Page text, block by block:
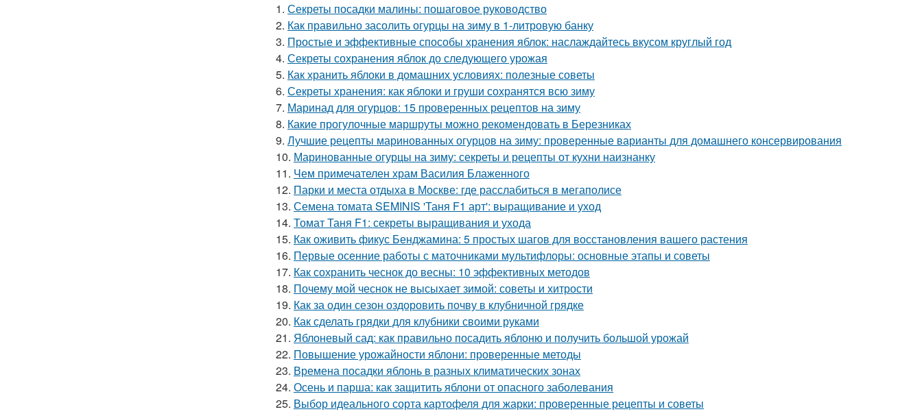
1. Секреты посадки малины: пошаговое руководство
2. Как правильно засолить огурцы на зиму в 1-литровую банку
3. Простые и эффективные способы хранения яблок: наслаждайтесь вкусом круглый год
4. Секреты сохранения яблок до следующего урожая
5. Как хранить яблоки в домашних условиях: полезные советы
6. Секреты хранения: как яблоки и груши сохранятся всю зиму
7. Маринад для огурцов: 15 проверенных рецептов на зиму
8. Какие прогулочные маршруты можно рекомендовать в Березниках
9. Лучшие рецепты маринованных огурцов на зиму: проверенные варианты для домашнего консервирования
10. Маринованные огурцы на зиму: секреты и рецепты от кухни наизнанку
11. Чем примечателен храм Василия Блаженного
12. Парки и места отдыха в Москве: где расслабиться в мегаполисе
13. Семена томата SEMINIS 'Таня F1 арт': выращивание и уход
14. Томат Таня F1: секреты выращивания и ухода
15. Как оживить фикус Бенджамина: 5 простых шагов для восстановления вашего растения
16. Первые осенние работы с маточниками мультифлоры: основные этапы и советы
17. Как сохранить чеснок до весны: 10 эффективных методов
18. Почему мой чеснок не высыхает зимой: советы и хитрости
19. Как за один сезон оздоровить почву в клубничной грядке
20. Как сделать грядки для клубники своими руками
21. Яблоневый сад: как правильно посадить яблоню и получить большой урожай
22. Повышение урожайности яблони: проверенные методы
23. Времена посадки яблонь в разных климатических зонах
24. Осень и парша: как защитить яблони от опасного заболевания
25. Выбор идеального сорта картофеля для жарки: проверенные рецепты и советы